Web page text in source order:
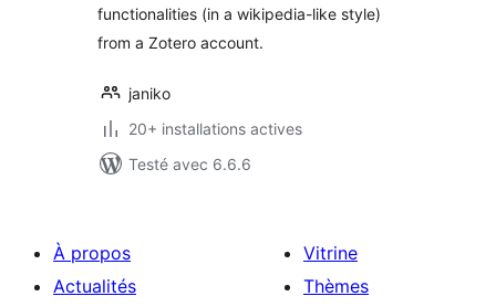
functionalities (in a wikipedia-like style)
from a Zotero account.
janiko
20+ installations actives
Testé avec 6.6.6
À propos
Actualités
Vitrine
Thèmes